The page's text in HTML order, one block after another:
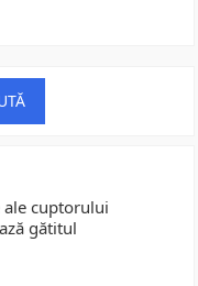
cuptorului
gătitul